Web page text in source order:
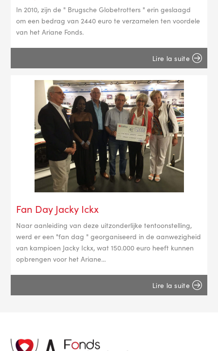
In 2010, zijn de " Brugsche Globetrotters " erin geslaagd
om een bedrag van 2440 euro te verzamelen ten voordele
van het Ariane Fonds.
Lire la suite
Fan Day Jacky Ickx
Naar aanleiding van deze uitzonderlijke tentoonstelling,
werd er een "fan dag " georganiseerd in de aanwezigheid
van kampioen Jacky Ickx, wat 150.000 euro heeft kunnen
opbrengen voor het Ariane…
Lire la suite